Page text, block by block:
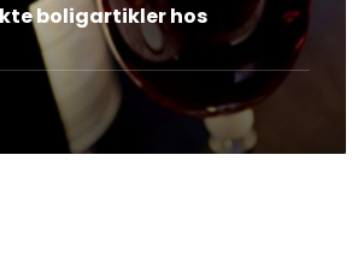
boligartikler hos